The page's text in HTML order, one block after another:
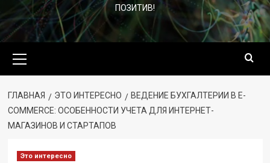
ПОЗИТИВ!
меню
ГЛАВНАЯ ЭТО ИНТЕРЕСНО
ВЕДЕНИЕ БУХГАЛТЕРИИ В E-
COMMERCE: ОСОБЕННОСТИ УЧЕТА ДЛЯ ИНТЕРНЕТ-
МАГАЗИНОВ И СТАРТАПОВ
Это интересно